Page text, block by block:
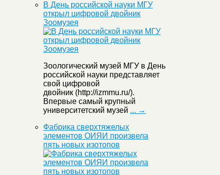
В День российской науки МГУ
открыл цифровой двойник
Зоомузея
Зоологический музей МГУ в День
российской науки представляет
свой цифровой
двойник (http://izmmu.ru/).
Впервые самый крупный
университетский музей ... →
Фабрика сверхтяжелых
элементов ОИЯИ произвела
пять новых изотопов